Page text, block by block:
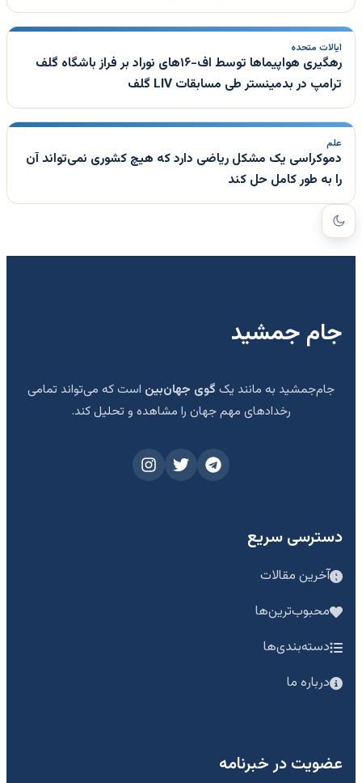
ایالات متحده
رهگیری هواپیماها توسط اف-۱۶های نوراد بر فراز باشگاه گلف
ترامپ در بدمینستر طی مسابقات LIV گلف
علم
دموکراسی یک مشکل ریاضی دارد که هیچ کشوری نمی‌تواند آن
را به طور کامل حل کند
جام جمشید
جام‌جمشید به مانند یک گوی جهان‌بین است که می‌تواند تمامی
رخدادهای مهم جهان را مشاهده و تحلیل کند.
دسترسی سریع
آخرین مقالات
محبوب‌ترین‌ها
دسته‌بندی‌ها
درباره ما
عضویت در خبرنامه